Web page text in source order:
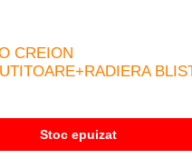
CREION
Stoc epuizat